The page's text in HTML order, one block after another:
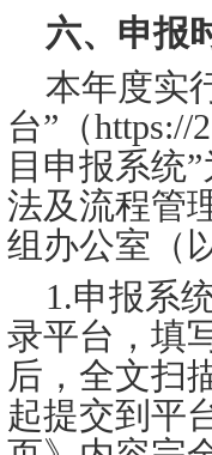
六、申报
本年度实
台”（https://
目申报系统
法及流程管
组办公室（
1.申报系
录平台，填
后，全文扫
起提交到平